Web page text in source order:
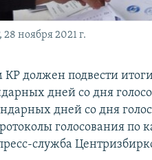
ноября 2021 г.
должен подвести
дней со дня
дней со дня
голосования по
служба